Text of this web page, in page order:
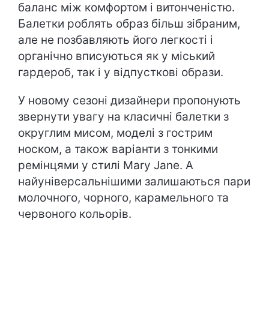
баланс між комфортом і витонченістю.
Балетки роблять образ більш зібраним,
але не позбавляють його легкості і
органічно вписуються як у міський
гардероб, так і у відпусткові образи.
У новому сезоні дизайнери пропонують
звернути увагу на класичні балетки з
округлим мисом, моделі з гострим
носком, а також варіанти з тонкими
ремінцями у стилі Mary Jane. А
найуніверсальнішими залишаються пари
молочного, чорного, карамельного та
червоного кольорів.